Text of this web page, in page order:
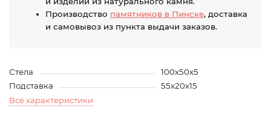
Производство памятников в Пинске, доставка
и самовывоз из пункта выдачи заказов.
Стела
100х50х5
Подставка
55х20х15
Все характеристики